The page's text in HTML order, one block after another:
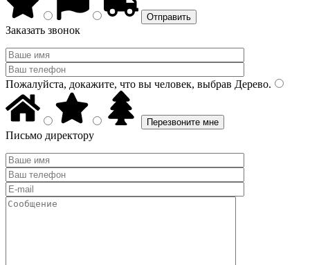
Заказать звонок
Пожалуйста, докажите, что вы человек, выбрав Дерево.
Письмо директору